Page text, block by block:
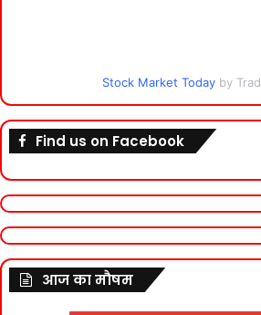
Stock Market Today by
Find us on Facebook
आज का मौषम